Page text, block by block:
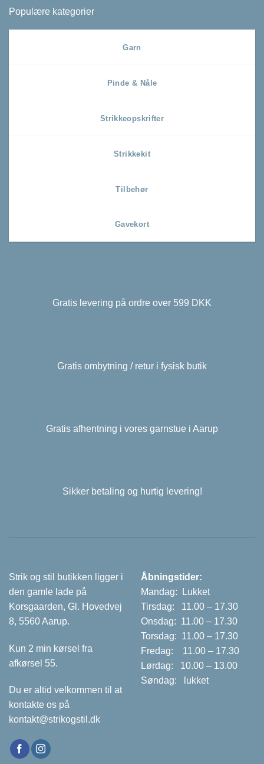
Populære kategorier
Garn
Pinde & Nåle
Strikkeopskrifter
Strikkekit
Tilbehør
Gavekort
Gratis levering på ordre over 599 DKK
Gratis ombytning / retur i fysisk butik
Gratis afhentning i vores garnstue i Aarup
Sikker betaling og hurtig levering!
Strik og stil butikken ligger i
den gamle lade på
Korsgaarden, Gl. Hovedvej
8, 5560 Aarup.
Kun 2 min kørsel fra
afkørsel 55.
Du er altid velkommen til at
kontakte os på
kontakt@strikogstil.dk
Åbningstider:
Mandag: Lukket
Tirsdag: 11.00 – 17.30
Onsdag: 11.00 – 17.30
Torsdag: 11.00 – 17.30
Fredag: 11.00 – 17.30
Lørdag: 10.00 – 13.00
Søndag: lukket